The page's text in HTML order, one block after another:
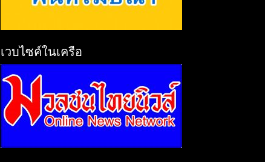
เวบไซค์ในเครือ